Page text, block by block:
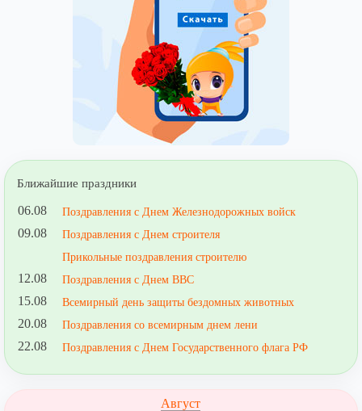
Ближайшие праздники
06.08 Поздравления с Днем Железнодорожных войск
09.08
Поздравления с Днем строителя
Прикольные поздравления строителю
12.08 Поздравления с Днем ВВС
15.08 Всемирный день защиты бездомных животных
20.08 Поздравления со всемирным днем лени
22.08 Поздравления с Днем Государственного флага РФ
Август